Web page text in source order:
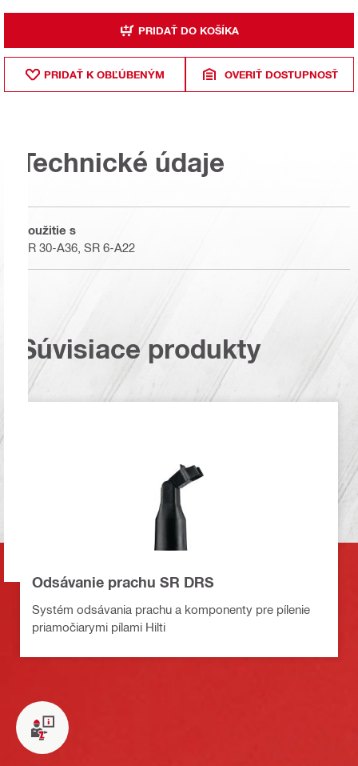
PRIDAŤ DO KOŠÍKA
PRIDAŤ K OBĽÚBENÝM OVERIŤ DOSTUPNOSŤ
Technické údaje
Použitie s
SR 30-A36, SR 6-A22
Súvisiace produkty
Odsávanie prachu SR DRS
Systém odsávania prachu a komponenty pre pílenie
priamočiarymi pílami Hilti